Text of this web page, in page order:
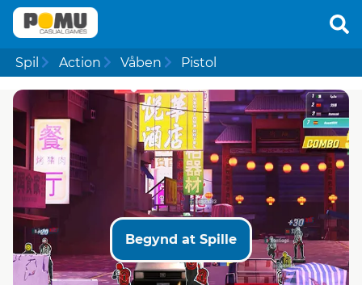
Spil Action Våben Pistol
Begynd at Spille